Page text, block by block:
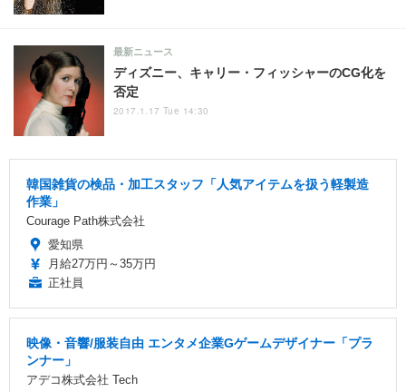
ディズニー、キャリー・フィッシャーのCG化を
否定
最新ニュース
2017.1.17 Tue 14:30
韓国雑貨の検品・加工スタッフ「人気アイテムを扱う軽製造
作業」
Courage Path株式会社
愛知県
月給27万円～35万円
正社員
映像・音響/服装自由 エンタメ企業Gゲームデザイナー「プラ
ンナー」
アデコ株式会社 Tech